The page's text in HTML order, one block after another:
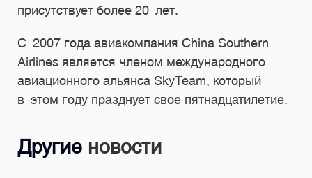
присутствует более 20 лет.
С 2007 года авиакомпания China Southern
Airlines является членом международного
авиационного альянса SkyTeam, который
в этом году празднует свое пятнадцатилетие.
Другие новости